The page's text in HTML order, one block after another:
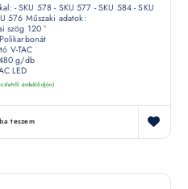
- SKU 578 - SKU 577 - SKU 584 - SKU
576 Műszaki adatok:
szög 120 °
V-TAC
g/db
LED
érdeklődjön)
teszem